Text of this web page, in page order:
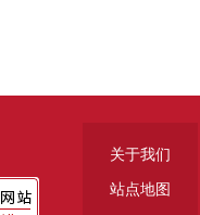
关于我们
站点地图